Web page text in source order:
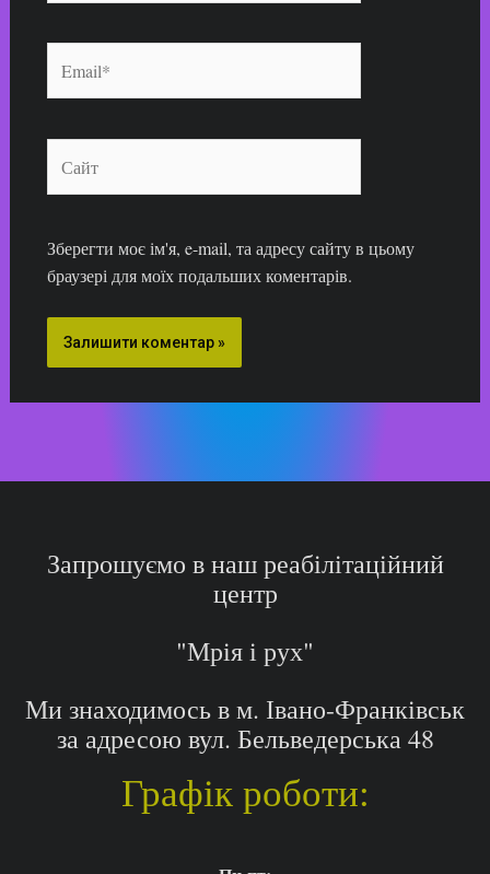
Зберегти моє ім'я, e-mail, та адресу сайту в цьому
браузері для моїх подальших коментарів.
Запрошуємо в наш реабілітаційний
центр
"Мрія і рух"
Ми знаходимось в м. Івано-Франківськ
за адресою вул. Бельведерська 48
Графік роботи: